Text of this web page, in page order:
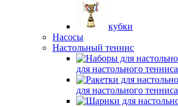
кубки
Насосы
Настольный теннис
для настольного тенниса
для настольного тенниса